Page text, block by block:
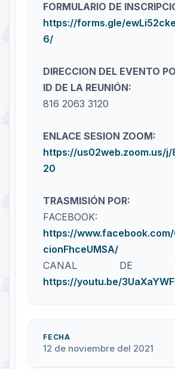
FORMULARIO DE
https://forms.gle/
6/
DIRECCION DEL EVENTO
ID DE LA REUNIÓN:
816 2063 3120
ENLACE SESION ZOOM:
https://us02web.zoom.us/j/
20
TRASMISIÓN POR:
FACEBOOK:
https://
cionFhceUMSA/
CANAL DE
https://youtu.be/
FECHA
12 de noviembre del 2021